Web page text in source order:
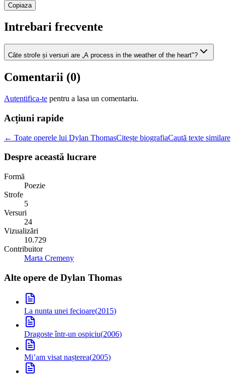
Copiaza
Intrebari frecvente
Câte strofe și versuri are „A process in the weather of the heart"?
Comentarii (0)
Autentifica-te pentru a lasa un comentariu.
Acțiuni rapide
← Toate operele lui Dylan ThomasCitește biografiaCaută texte similare
Despre această lucrare
Formă
Poezie
Strofe
5
Versuri
24
Vizualizări
10.729
Contribuitor
Marta Cremeny
Alte opere de Dylan Thomas
La nunta unei fecioare(2015)
Dragoste într-un ospiciu(2006)
Mi’am visat nașterea(2005)